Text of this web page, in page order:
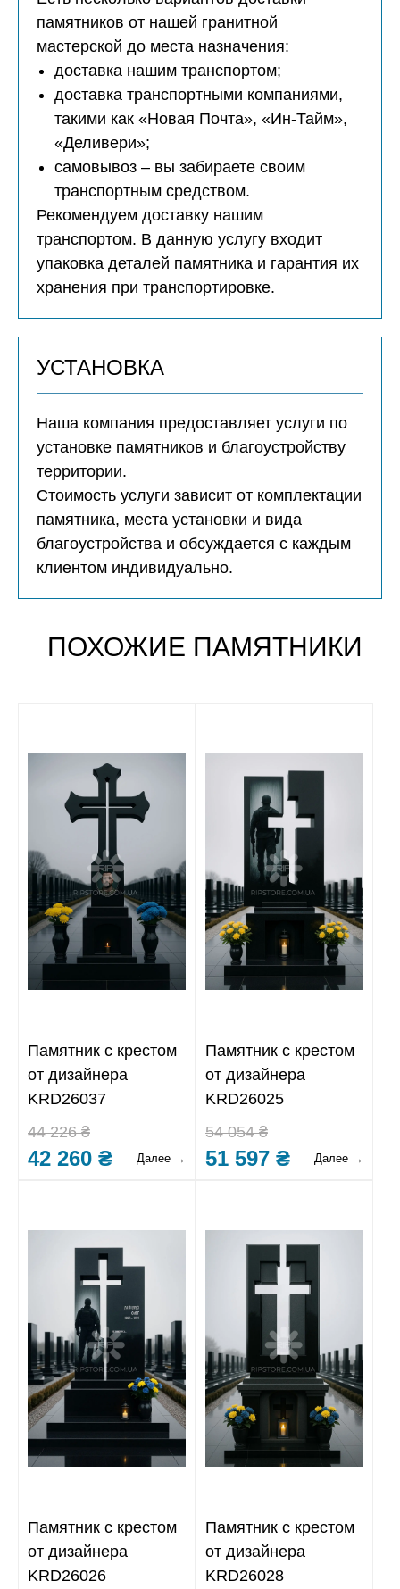
памятников от нашей гранитной
мастерской до места назначения:
доставка нашим транспортом;
доставка транспортными компаниями,
такими как «Новая Почта», «Ин-Тайм»,
«Деливери»;
самовывоз – вы забираете своим
транспортным средством.
Рекомендуем доставку нашим
транспортом. В данную услугу входит
упаковка деталей памятника и гарантия их
хранения при транспортировке.
УСТАНОВКА
Наша компания предоставляет услуги по
установке памятников и благоустройству
территории.
Стоимость услуги зависит от комплектации
памятника, места установки и вида
благоустройства и обсуждается с каждым
клиентом индивидуально.
ПОХОЖИЕ ПАМЯТНИКИ
Памятник с крестом
от дизайнера
KRD26037
44 226 ₴
42 260 ₴ Далее →
Памятник с крестом
от дизайнера
KRD26025
54 054 ₴
51 597 ₴ Далее →
Памятник с крестом
от дизайнера
KRD26026
Памятник с крестом
от дизайнера
KRD26028